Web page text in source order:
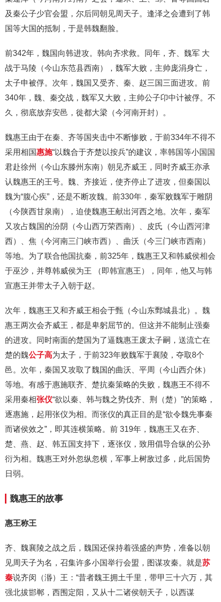
及秦公子少官会盟，尔后同朝见周天子。逢泽之会遭到了韩
国等大国的抵制，于是韩魏翻脸。
前342年，魏国向韩进攻。韩向齐求救。同年，齐、魏军 大
战于马陵（今山东范县西南），魏军大败，主帅庞涓身亡，
太子申被俘。次年，魏国又受齐、秦、赵三国三面进攻。前
340年，魏、秦交战，魏军又大败，主帅公子卬中计被俘。不
久，彻底放弃安邑，徙都大梁（今河南开封）。
魏惠王由于在秦、齐等国夹击中不断惨败，于前334年不得不
采用相国惠施“以魏合于齐楚以按兵”的建议，率韩国等小国国
君赴徐州（今山东滕州东南）朝见齐威王，同时齐威王亦承
认魏惠王的王号。魏、齐接近，使齐停止了进攻，但秦国以
魏为“腹心疾”，还是不断攻魏。前330年，秦军败魏军于雕阴
（今陕西甘泉南），迫使魏惠王献出河西之地。次年，秦军
又攻占魏国的汾阴（今山西万荣西南）、皮氏（今山西河津
西）、焦（今河南三门峡市西）、曲沃（今三门峡市西南）
等地。为了联合他国抗秦，前325年，魏惠王又和韩威侯相会
于巫沙，并尊韩威侯为王 （即韩宣惠王），同年，他又与韩
宣惠王并带太子入朝于赵。
次年，魏惠王又和齐威王相会于甄（今山东鄄城县北）。魏
惠王两次会齐威王，都是卑躬屈节的。但这并不能制止强秦
的进攻。同时南面的楚国为了逼魏惠王废太子嗣，送流亡在
楚的魏公子高为太子，于前323年败魏军于襄陵，夺取8个
邑。次年，秦国又攻取了魏国的曲沃、平周（今山西介休）
等地。有感于惠施联齐、楚抗秦策略的失败，魏惠王不得不
采用秦相张仪“欲以秦、韩与魏之势伐齐、荆（楚）”的策略，
逐惠施，起用张仪为相。而张仪的真正目的是“欲令魏先事秦
而诸侯效之”，即其连横策略。前 319年，魏惠王又在齐、
楚、燕、赵、韩五国支持下，逐张仪，致用倡导合纵的公孙
衍为相。魏惠王对外忽纵忽横，军事上树敌过多，此后国势
日弱。
魏惠王的故事
惠王称王
齐、魏襄陵之战之后，魏国还保持着强盛的声势，准备以朝
见周天子为名，召集许多小国举行会盟，图谋攻秦。就是苏
秦说齐闵（湣）王：“昔者魏王拥土千里，带甲三十六万，其
强北拔邯郸，西围定阳，又从十二诸侯朝天子，以西谋